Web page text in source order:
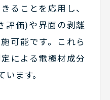
ることを応用し、
評価)や界面の剥離
可能です。これら
による電極材成分
ます。